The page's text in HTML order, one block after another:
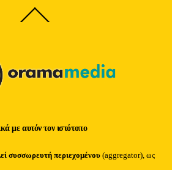
Back
To
με αυτόν τον ιστότοπο
συσσωρευτή περιεχομένου (aggregator), ως